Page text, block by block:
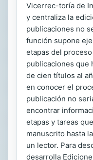
Vicerrec-toría de
y centraliza la
publicaciones no
función supone
etapas del
publicaciones que
de cien títulos al
en conocer el
publicación no
encontrar
etapas y tareas
manuscrito hasta
un lector. Para
desarrolla